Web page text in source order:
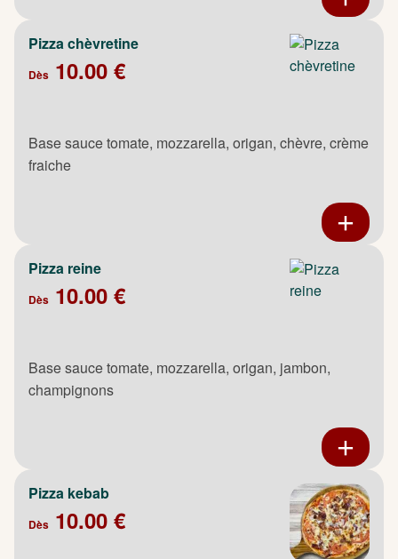
Pizza chèvretine
Dès 10.00 €
Base sauce tomate, mozzarella, origan, chèvre, crème
fraiche
Pizza reine
Dès 10.00 €
Base sauce tomate, mozzarella, origan, jambon,
champignons
Pizza kebab
Dès 10.00 €